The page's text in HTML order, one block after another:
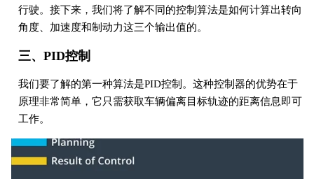
行驶。接下来，我们将了解不同的控制算法是如何计算出转向
角度、加速度和制动力这三个输出值的。
三、PID控制
我们要了解的第一种算法是PID控制。这种控制器的优势在于
原理非常简单，它只需获取车辆偏离目标轨迹的距离信息即可
工作。